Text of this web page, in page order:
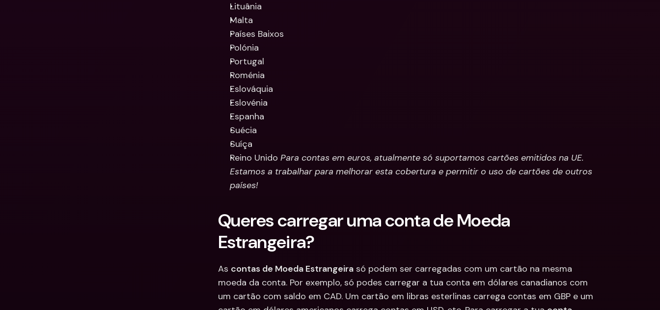
Lituânia
Malta
Países Baixos
Polónia
Portugal
Roménia
Eslováquia
Eslovénia
Espanha
Suécia
Suíça
Reino Unido Para contas em euros, atualmente só suportamos cartões emitidos na UE.
Estamos a trabalhar para melhorar esta cobertura e permitir o uso de cartões de outros
países!
Queres carregar uma conta de Moeda
Estrangeira?
As contas de Moeda Estrangeira só podem ser carregadas com um cartão na mesma
moeda da conta. Por exemplo, só podes carregar a tua conta em dólares canadianos com
um cartão com saldo em CAD. Um cartão em libras esterlinas carrega contas em GBP e um